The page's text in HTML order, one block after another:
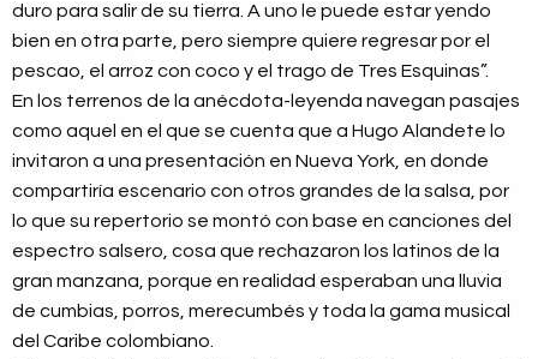
duro para salir de su tierra. A uno le puede estar yendo
bien en otra parte, pero siempre quiere regresar por el
pescao, el arroz con coco y el trago de Tres Esquinas”.
En los terrenos de la anécdota-leyenda navegan pasajes
como aquel en el que se cuenta que a Hugo Alandete lo
invitaron a una presentación en Nueva York, en donde
compartiría escenario con otros grandes de la salsa, por
lo que su repertorio se montó con base en canciones del
espectro salsero, cosa que rechazaron los latinos de la
gran manzana, porque en realidad esperaban una lluvia
de cumbias, porros, merecumbés y toda la gama musical
del Caribe colombiano.